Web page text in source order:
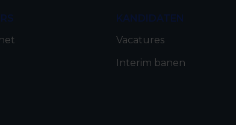
KANDIDATEN
Vacatures
Interim banen